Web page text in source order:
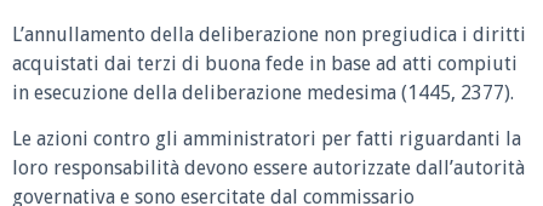
L’annullamento della deliberazione non pregiudica i diritti
acquistati dai terzi di buona fede in base ad atti compiuti
in esecuzione della deliberazione medesima (1445, 2377).
Le azioni contro gli amministratori per fatti riguardanti la
loro responsabilità devono essere autorizzate dall’autorità
governativa e sono esercitate dal commissario